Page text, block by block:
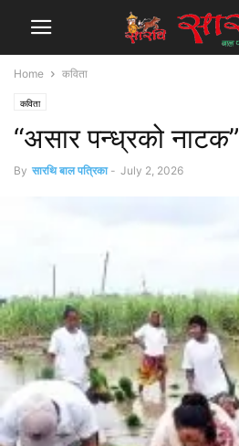
Home कविता
कविता
“असार पन्ध्रको नाटक”
By सारथि बाल पत्रिका - July 2, 2026